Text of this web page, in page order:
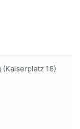
(Kaiserplatz 16)